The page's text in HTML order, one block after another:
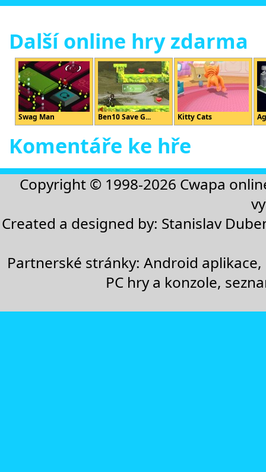
Další online hry zdarma
Swag Man Ben10 Save G... Kitty Cats
Komentáře ke hře
Copyright © 1998-2026 Cwapa
Created a designed by: Stanislav
Partnerské stránky:Android aplikace,
PC hry a konzole,